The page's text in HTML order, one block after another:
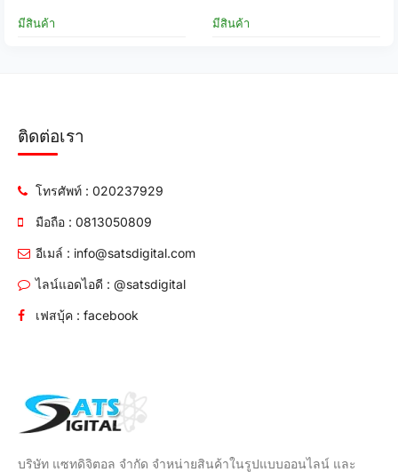
มีสินค้า มีสินค้า
ติดต่อเรา
โทรศัพท์ : 020237929
มือถือ : 0813050809
อีเมล์ : info@satsdigital.com
ไลน์แอดไอดี : @satsdigital
เฟสบุ้ค : facebook
บริษัท แซทดิจิตอล จำกัด จำหน่ายสินค้าในรูปแบบออนไลน์ และ